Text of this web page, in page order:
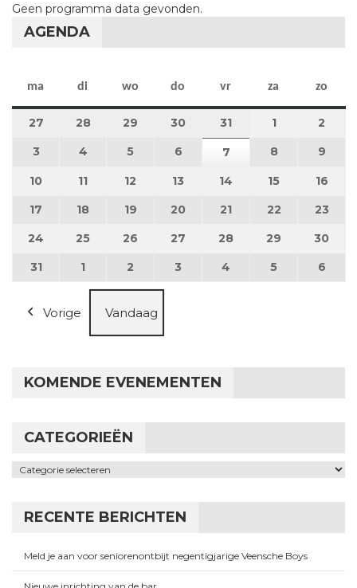
Geen programma data gevonden.
AGENDA
ma maandag
di dinsdag
wo woensdag
do donderdag
vr vrijdag
za zaterdag
zo
27 27 juli 2026
28 28 juli 2026
29 29 juli 2026
30 30 juli 2026
31 31 juli 2026
11 augustus
2
3 3 augustus 2026
4 4 augustus 2026
5 5 augustus 2026
6 6 augustus 2026
7 7 augustus 2026
8 8 augustus
9
10 10 augustus 2026
11 11 augustus 2026
12 12 augustus 2026
13 13 augustus 2026
14 14 augustus 2026
15 15 16
17 17 augustus 2026
18 18 augustus 2026
19 19 augustus 2026
20 20 augustus 2026
21 21 augustus 2026
22 22 23
24 24 augustus 2026
25 25 augustus 2026
26 26 augustus 2026
27 27 augustus 2026
28 28 augustus 2026
29 29 30
3131 augustus 2026
1 1 september 2026
2 2 september 2026
3 3 september 2026
4 4 september 2026
5 5 6
Vorige Vandaag
KOMENDE EVENEMENTEN
CATEGORIEËN
Categorieën
RECENTE BERICHTEN
Meld je aan voor seniorenontbijt negentigjarige Veensche Boys